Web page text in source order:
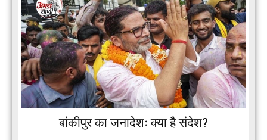
बांकीपुर का जनादेशः क्या है संदेश?